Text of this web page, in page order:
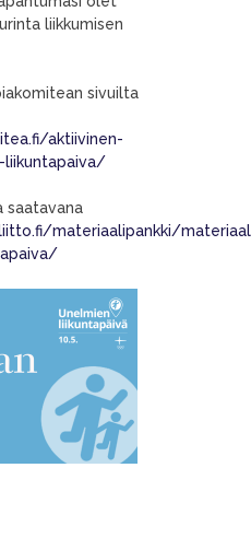
liikkumisen
sivuilta
aktiivinen-
liikuntapaiva/
saatavana
materiaalipankki/